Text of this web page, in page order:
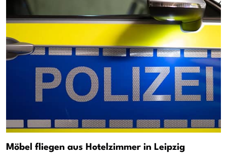
Möbel fliegen aus Hotelzimmer in Leipzig